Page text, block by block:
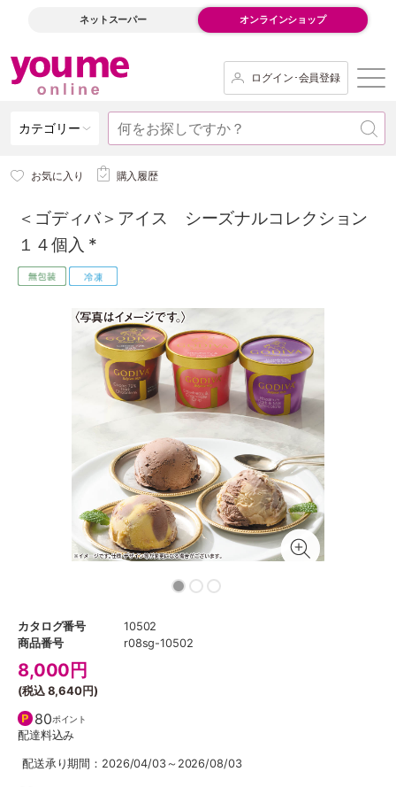
ネットスーパー オンラインショップ
ログイン･会員登録
カテゴリー
お気に入り 購入履歴
＜ゴディバ＞アイス シーズナルコレクション
１４個入 *
カタログ番号
10502
商品番号
r08sg-10502
8,000 円
(税込8,640円)
80ポイント
配達料込み
配送承り期間：2026/04/03～2026/08/03